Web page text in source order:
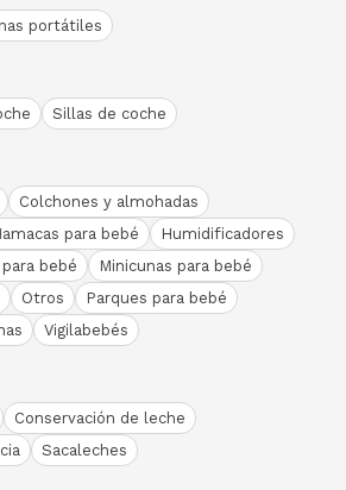
portátiles
Sillas de coche
Colchones y almohadas
para bebé
Humidificadores
bebé
Minicunas para bebé
Otros
Parques para bebé
Vigilabebés
Conservación de leche
Sacaleches